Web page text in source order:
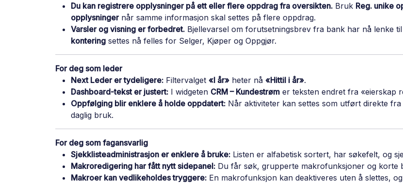
Du kan registrere opplysninger på ett eller flere oppdrag fra oversikten. Bruk Reg. unike
opplysningernår samme informasjon skal settes på flere oppdrag.
Varsler og visning er forbedret. Bjellevarsel om forutsetningsbrev fra bank har nå lenke
kontering settes nå felles for Selger, Kjøper og Oppgjør.
For deg som leder
Next Leder er tydeligere: Filtervalget «I år» heter nå «Hittil i år».
Dashboard-tekst er justert: I widgeten CRM – Kundestrøm er teksten endret fra «eierskap
Oppfølging blir enklere å holde oppdatert: Når aktiviteter kan settes som utført direkte
daglig bruk.
For deg som fagansvarlig
Sjekklisteadministrasjon er enklere å bruke: Listen er alfabetisk sortert, har søkefelt, og
Makroredigering har fått nytt sidepanel: Du får søk, grupperte makrofunksjoner og korte
Makroer kan vedlikeholdes tryggere: En makrofunksjon kan deaktiveres uten å slettes,